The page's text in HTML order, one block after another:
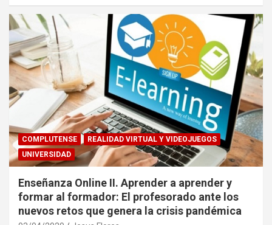
COMPLUTENSE
REALIDAD VIRTUAL Y VIDEOJUEGOS
UNIVERSIDAD
Enseñanza Online II. Aprender a aprender y
formar al formador: El profesorado ante los
nuevos retos que genera la crisis pandémica